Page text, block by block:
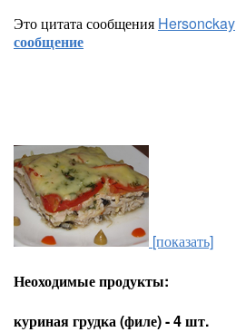
Это цитата сообщения Hersonckay
сообщение
[показать]
Неоходимые продукты:
куриная грудка (филе) - 4 шт.